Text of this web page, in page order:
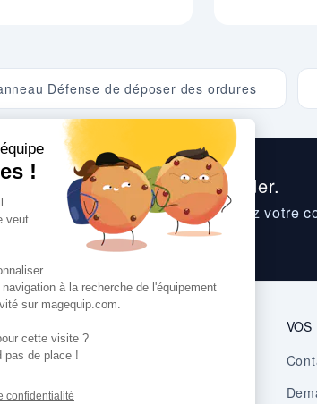
Défense de déposer des ordures
sommes heureux de vous aider.
nos questions fréquentes, suivez votre
que vous pourriez avoir.
VOS